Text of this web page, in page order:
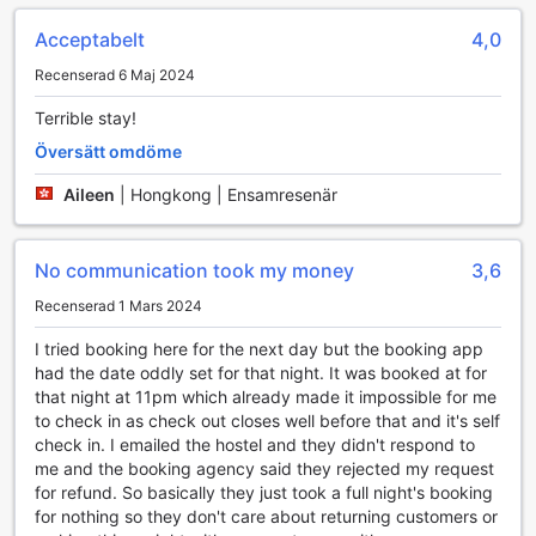
smidig som möjligt. För dem som väljer att köra, finns det
en parkeringsplats tillgänglig, men observera att avgifter
för parkering tillkommer. Detta gör det enkelt för bilburna
gäster att utforska de fantastiska sevärdheterna i området
utan att behöva oroa sig för parkeringens tillgänglighet.
Oavsett om du planerar att besöka de berömda varma
källorna, njuta av den natursköna utsikten eller ta del av
stadens livliga kultur, är Guest House Danran en perfekt
utgångspunkt. Med sin centrala belägenhet och tillgång till
transportmöjligheter, kan du enkelt navigera runt Beppu
och upptäcka allt som denna vackra stad har att erbjuda.
Välkommen till Guest House Danran, där komfort och
bekvämlighet möts för att skapa en avkopplande vistelse i
Beppu. Varje rum är utrustat med luftkonditionering, vilket
säkerställer en behaglig temperatur oavsett årstid. För att
göra din morgon ännu bättre kan du njuta av en kopp
gratis kaffe eller te, som du enkelt kan förbereda med den
praktiska kaffe- och tekokaren. Dessutom finns det ett
kylskåp i varje rum, perfekt för att förvara dina drycker och
Acceptabelt 4,0
Recenserad 6 Maj 2024
Terrible stay!
Översätt omdöme
Aileen Hongkong | Ensamresenär
No communication took my money 3,6
Recenserad 1 Mars 2024
I tried booking here for the next day but the booking app
had the date oddly set for that night. It was booked at for
that night at 11pm which already made it impossible for me
to check in as check out closes well before that and it's self
check in. I emailed the hostel and they didn't respond to
me and the booking agency said they rejected my request
for refund. So basically they just took a full night's booking
for nothing so they don't care about returning customers or